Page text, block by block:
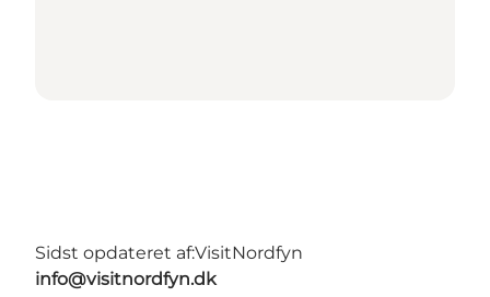
Sidst opdateret af:VisitNordfyn
info@visitnordfyn.dk